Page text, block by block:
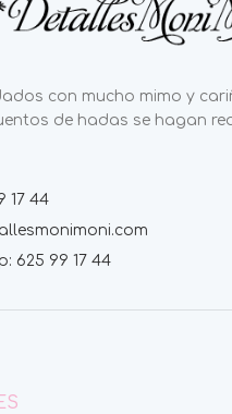
con mucho mimo y
de hadas se hagan
17 44
625 99 17 44